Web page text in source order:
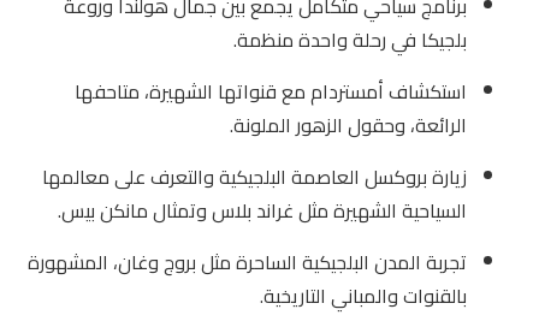
بلجيكا في رحلة واحدة منظمة.
استكشاف أمستردام مع قنواتها الشهيرة، متاحفها
الرائعة، وحقول الزهور الملونة.
زيارة بروكسل العاصمة البلجيكية والتعرف على معالمها
السياحية الشهيرة مثل غراند بلاس وتمثال مانكن بيس.
تجربة المدن البلجيكية الساحرة مثل بروج وغان، المشهورة
بالقنوات والمباني التاريخية.